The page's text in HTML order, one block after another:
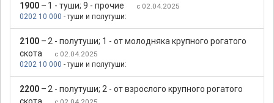
1900 – 1 - туши; 9 - прочие
с 02.04.2025
0202 10 000 - туши и полутуши:
2100 – 2 - полутуши; 1 - от молодняка крупного рогатого
скота
с 02.04.2025
0202 10 000 - туши и полутуши:
2200 – 2 - полутуши; 2 - от взрослого крупного рогатого